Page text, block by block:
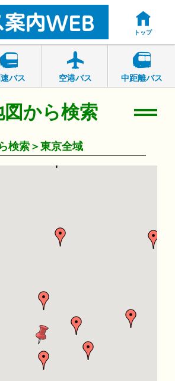
トップ
バス 空港バス 中距離バス
図から検索
検索＞東京全域